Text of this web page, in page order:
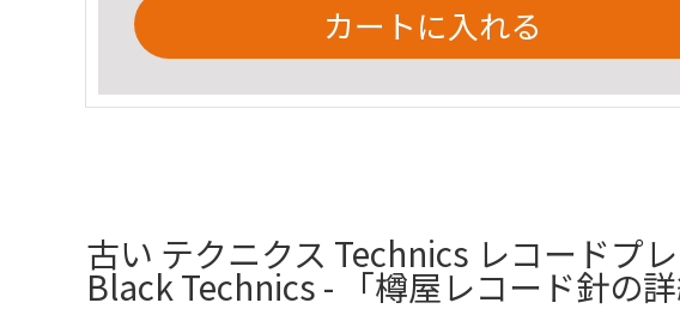
カートに入れる
古い テクニクス Technics レコードプ
Black Technics - 「樽屋レコード針の